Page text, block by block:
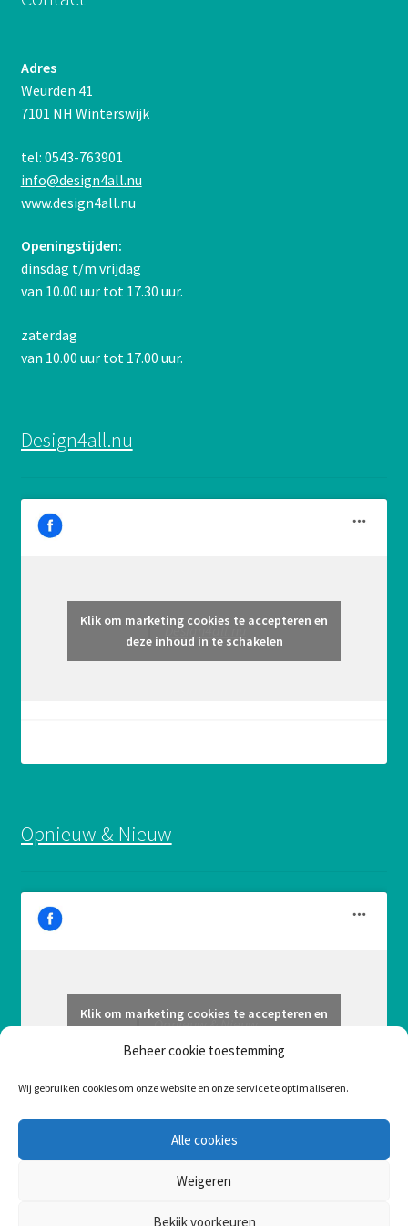
Beheer cookie toestemming
Wij gebruiken cookies om onze website en onze service te optimaliseren.
Alle cookies
Weigeren
Bekijk voorkeuren
Adres
Weurden 41
7101 NH Winterswijk
tel: 0543-763901
info@design4all.nu
www.design4all.nu
Openingstijden:
dinsdag t/m vrijdag
van 10.00 uur tot 17.30 uur.
zaterdag
van 10.00 uur tot 17.00 uur.
Design4all.nu
Design4all.nu
Klik om marketing cookies te accepteren en
deze inhoud in te schakelen
Opnieuw & Nieuw
Opnieuw & Nieuw
Klik om marketing cookies te accepteren en